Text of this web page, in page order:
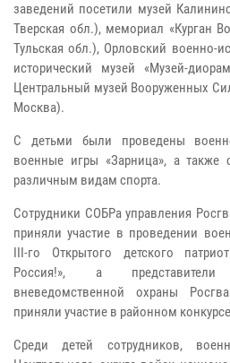
заведений посетили музей
Тверская обл.), мемориал «Курган
Тульская обл.), Орловский военно-
исторический музей «Музей-
Центральный музей Вооруженных
Москва).
С детьми были проведены
военные игры «Зарница», а также
различным видам спорта.
Сотрудники СОБРа управления
приняли участие в проведении
III-го Открытого детского
Россия!», а
вневедомственной охраны
приняли участие в районном
Среди детей сотрудников,